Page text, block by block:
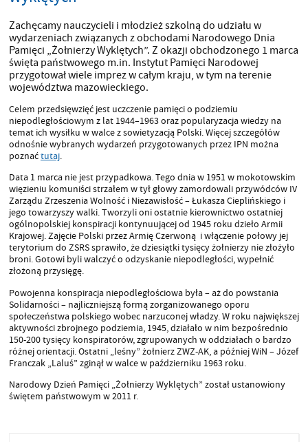
Zachęcamy nauczycieli i młodzież szkolną do udziału w
wydarzeniach związanych z obchodami Narodowego Dnia
Pamięci „Żołnierzy Wyklętych”. Z okazji obchodzonego 1 marca
święta państwowego m.in. Instytut Pamięci Narodowej
przygotował wiele imprez w całym kraju, w tym na terenie
województwa mazowieckiego.
Celem przedsięwzięć jest uczczenie pamięci o podziemiu
niepodległościowym z lat 1944–1963 oraz popularyzacja wiedzy na
temat ich wysiłku w walce z sowietyzacją Polski. Więcej szczegółów
odnośnie wybranych wydarzeń przygotowanych przez IPN można
poznaćtutaj.
Data 1 marca nie jest przypadkowa. Tego dnia w 1951 w mokotowskim
więzieniu komuniści strzałem w tył głowy zamordowali przywódców IV
Zarządu Zrzeszenia Wolność i Niezawisłość – Łukasza Cieplińskiego i
jego towarzyszy walki. Tworzyli oni ostatnie kierownictwo ostatniej
ogólnopolskiej konspiracji kontynuującej od 1945 roku dzieło Armii
Krajowej. Zajęcie Polski przez Armię Czerwoną i włączenie połowy jej
terytorium do ZSRS sprawiło, że dziesiątki tysięcy żołnierzy nie złożyło
broni. Gotowi byli walczyć o odzyskanie niepodległości, wypełnić
złożoną przysięgę.
Powojenna konspiracja niepodległościowa była – aż do powstania
Solidarności – najliczniejszą formą zorganizowanego oporu
społeczeństwa polskiego wobec narzuconej władzy. W roku największej
aktywności zbrojnego podziemia, 1945, działało w nim bezpośrednio
150-200 tysięcy konspiratorów, zgrupowanych w oddziałach o bardzo
różnej orientacji. Ostatni „leśny” żołnierz ZWZ-AK, a później WiN – Józef
Franczak „Laluś” zginął w walce w październiku 1963 roku.
Narodowy Dzień Pamięci „Żołnierzy Wyklętych” został ustanowiony
świętem państwowym w 2011 r.